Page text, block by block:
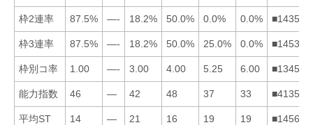
枠2連率 87.5% —- 18.2% 50.0% 0.0% 0.0% ■143562
枠3連率 87.5% —- 18.2% 50.0% 25.0% 0.0% ■145362
枠別コ率 1.00 —- 3.00 4.00 5.25 6.00 ■134562
能力指数 46 — 42 48 37 33 ■413562
平均ST 14 — 21 16 19 19 ■145632